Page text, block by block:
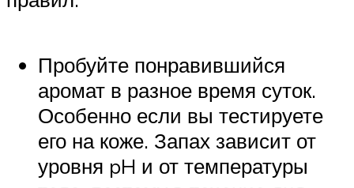
Пробуйте понравившийся
аромат в разное время суток.
Особенно если вы тестируете
его на коже. Запах зависит от
уровня pH и от температуры